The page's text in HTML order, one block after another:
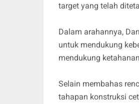
target yang telah
Dalam arahannya,
untuk mendukung
mendukung
Selain membahas
tahapan konstruksi